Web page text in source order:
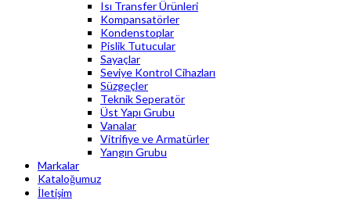
Isı Transfer Ürünleri
Kompansatörler
Kondenstoplar
Pislik Tutucular
Sayaçlar
Seviye Kontrol Cihazları
Süzgeçler
Teknik Seperatör
Üst Yapı Grubu
Vanalar
Vitrifiye ve Armatürler
Yangın Grubu
Markalar
Kataloğumuz
İletişim